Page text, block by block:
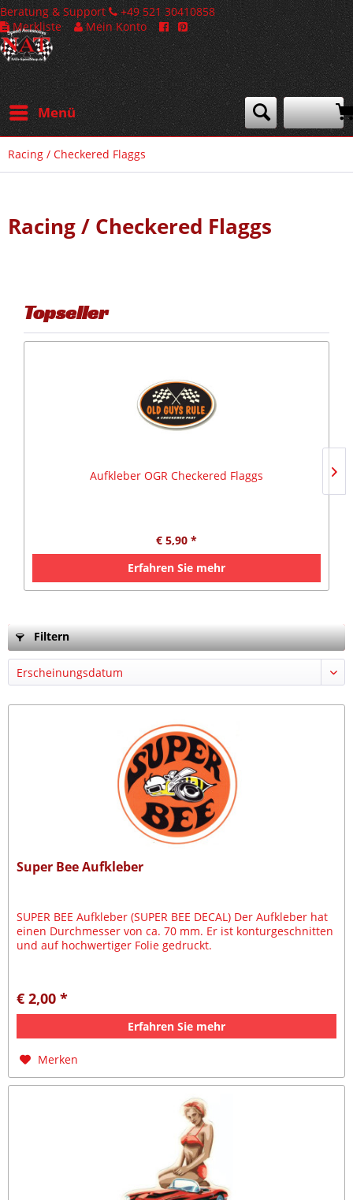
Beratung & Support
+49 521 30410858
Merkliste
Mein Konto
Menü
Racing / Checkered Flaggs
Racing / Checkered Flaggs
Topseller
Aufkleber OGR Checkered Flaggs
€ 5,90 *
Erfahren Sie mehr
Filtern
Super Bee Aufkleber
SUPER BEE Aufkleber (SUPER BEE DECAL) Der Aufkleber hat
einen Durchmesser von ca. 70 mm. Er ist konturgeschnitten
und auf hochwertiger Folie gedruckt.
€ 2,00 *
Erfahren Sie mehr
Merken